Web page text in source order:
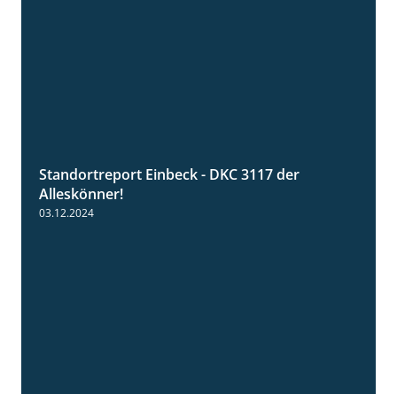
Standortreport Einbeck - DKC 3117 der
Alleskönner!
03.12.2024